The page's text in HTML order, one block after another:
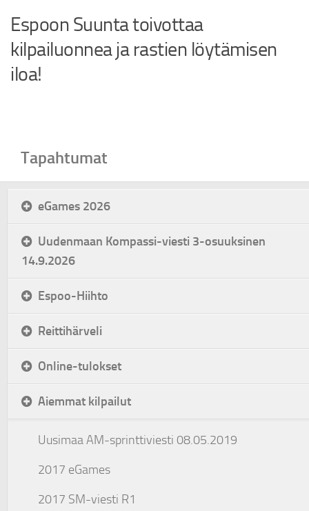
Espoon Suunta toivottaa
kilpailuonnea ja rastien löytämisen
iloa!
Tapahtumat
eGames 2026
Uudenmaan Kompassi-viesti 3-osuuksinen
14.9.2026
Espoo-Hiihto
Reittihärveli
Online-tulokset
Aiemmat kilpailut
Uusimaa AM-sprinttiviesti 08.05.2019
2017 eGames
2017 SM-viesti R1